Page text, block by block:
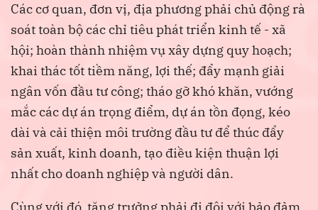
Các cơ quan, đơn vị, địa phương phải chủ động rà
soát toàn bộ các chỉ tiêu phát triển kinh tế - xã
hội; hoàn thành nhiệm vụ xây dựng quy hoạch;
khai thác tốt tiềm năng, lợi thế; đẩy mạnh giải
ngân vốn đầu tư công; tháo gỡ khó khăn, vướng
mắc các dự án trọng điểm, dự án tồn đọng, kéo
dài và cải thiện môi trường đầu tư để thúc đẩy
sản xuất, kinh doanh, tạo điều kiện thuận lợi
nhất cho doanh nghiệp và người dân.